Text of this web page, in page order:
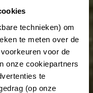
technieken) om
te meten over de
voor de
onze cookiepartners
te
(op onze